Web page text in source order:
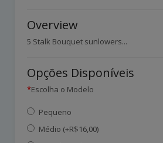
Overview
5 Stalk Bouquet sunlowers...
Opções Disponíveis
Escolha o Modelo
Pequeno
Médio (+R$16,00)